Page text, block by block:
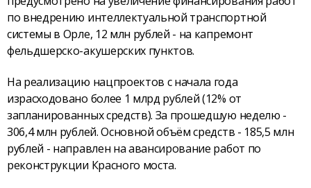
по внедрению интеллектуальной транспортной
системы в Орле, 12 млн рублей - на капремонт
фельдшерско-акушерских пунктов.
На реализацию нацпроектов с начала года
израсходовано более 1 млрд рублей (12% от
запланированных средств). За прошедшую неделю -
306,4 млн рублей. Основной объём средств - 185,5 млн
рублей - направлен на авансирование работ по
реконструкции Красного моста.